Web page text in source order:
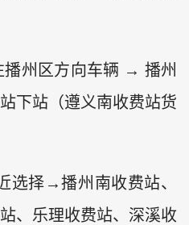
播州区方向车辆 → 播州
下站（遵义南收费站货
选择→播州南收费站、
、乐理收费站、深溪收